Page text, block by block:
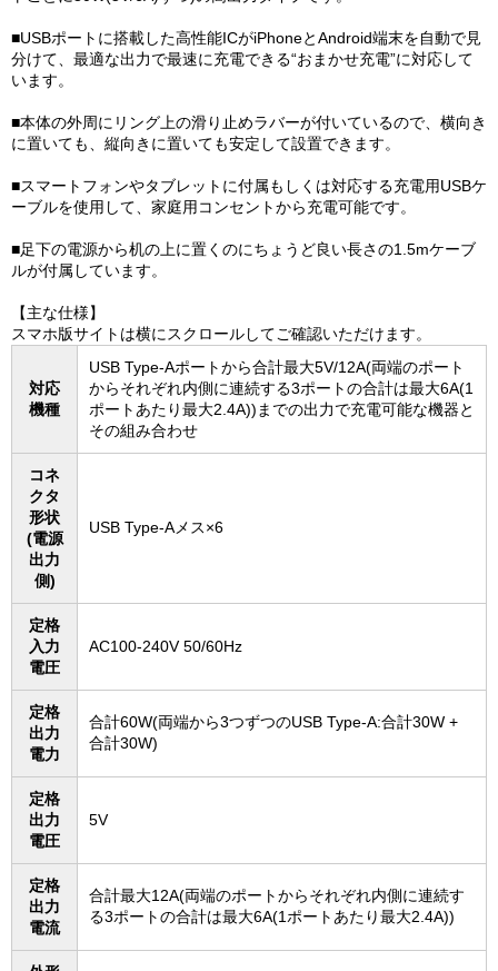
■USBポートに搭載した高性能ICがiPhoneとAndroid端末を自動で見
分けて、最適な出力で最速に充電できる“おまかせ充電”に対応して
います。
■本体の外周にリング上の滑り止めラバーが付いているので、横向き
に置いても、縦向きに置いても安定して設置できます。
■スマートフォンやタブレットに付属もしくは対応する充電用USBケ
ーブルを使用して、家庭用コンセントから充電可能です。
■足下の電源から机の上に置くのにちょうど良い長さの1.5mケーブ
ルが付属しています。
【主な仕様】
スマホ版サイトは横にスクロールしてご確認いただけます。
対応
機種
USB Type-Aポートから合計最大5V/12A(両端のポート
からそれぞれ内側に連続する3ポートの合計は最大6A(1
ポートあたり最大2.4A))までの出力で充電可能な機器と
その組み合わせ
コネ
クタ
形状
(電源
出力
側)
USB Type-Aメス×6
定格
入力
電圧
AC100-240V 50/60Hz
定格
出力
電力
合計60W(両端から3つずつのUSB Type-A:合計30W +
合計30W)
定格
出力
電圧
5V
定格
出力
電流
合計最大12A(両端のポートからそれぞれ内側に連続す
る3ポートの合計は最大6A(1ポートあたり最大2.4A))